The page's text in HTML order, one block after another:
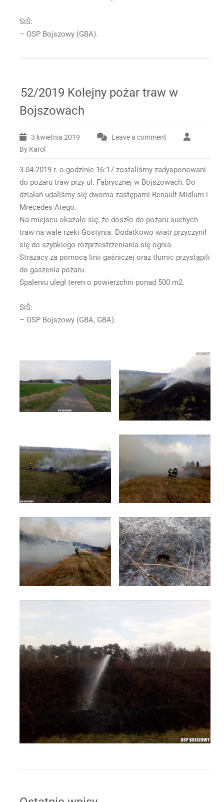
SiŚ:
– OSP Bojszowy (GBA).
52/2019 Kolejny pożar traw w
Bojszowach
3 kwietnia 2019
Leave a comment
By Karol
3.04.2019 r. o godzinie 16:17 zostaliśmy zadysponowani
do pożaru traw przy ul. Fabrycznej w Bojszowach. Do
działań udaliśmy się dwoma zastępami Renault Midlum i
Mrecedes Atego.
Na miejscu okazało się, że doszło do pożaru suchych
traw na wale rzeki Gostynia. Dodatkowo wiatr przyczynił
się do szybkiego rozprzestrzeniania się ognia.
Strażacy za pomocą linii gaśniczej oraz tłumic przystąpili
do gaszenia pożaru.
Spaleniu uległ teren o powierzchni ponad 500 m2.
SiŚ:
– OSP Bojszowy (GBA, GBA).